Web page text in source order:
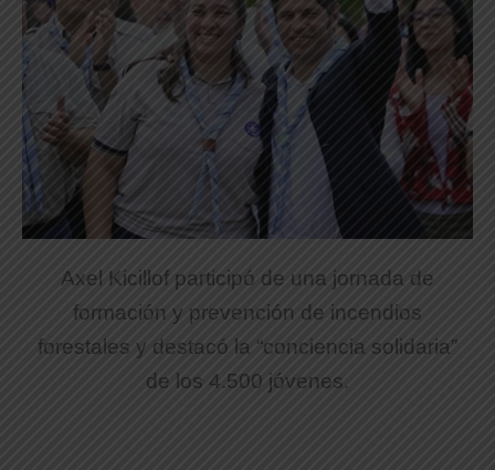
Axel Kicillof participó de una jornada de
formación y prevención de incendios
forestales y destacó la “conciencia solidaria”
de los 4.500 jóvenes.